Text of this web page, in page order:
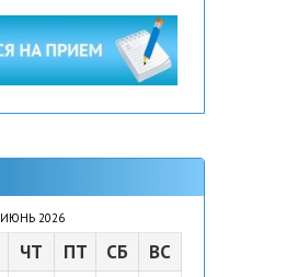
ИЮНЬ 2026
ЧТ ПТ СБ ВС